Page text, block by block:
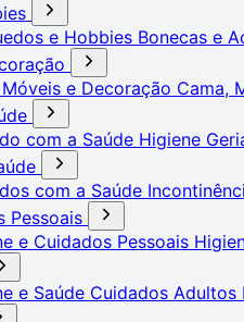
e Hobbies Bonecas e
e Decoração Cama,
com a Saúde Higiene
com a Saúde
Pessoais
e Cuidados Pessoais
e Saúde Cuidados Adultos